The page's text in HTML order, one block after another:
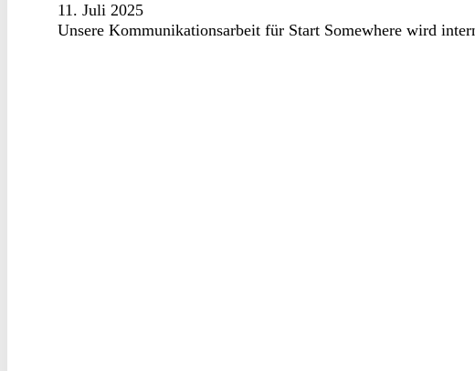
11. Juli 2025
Unsere Kommunikationsarbeit für Start Somewhere wird